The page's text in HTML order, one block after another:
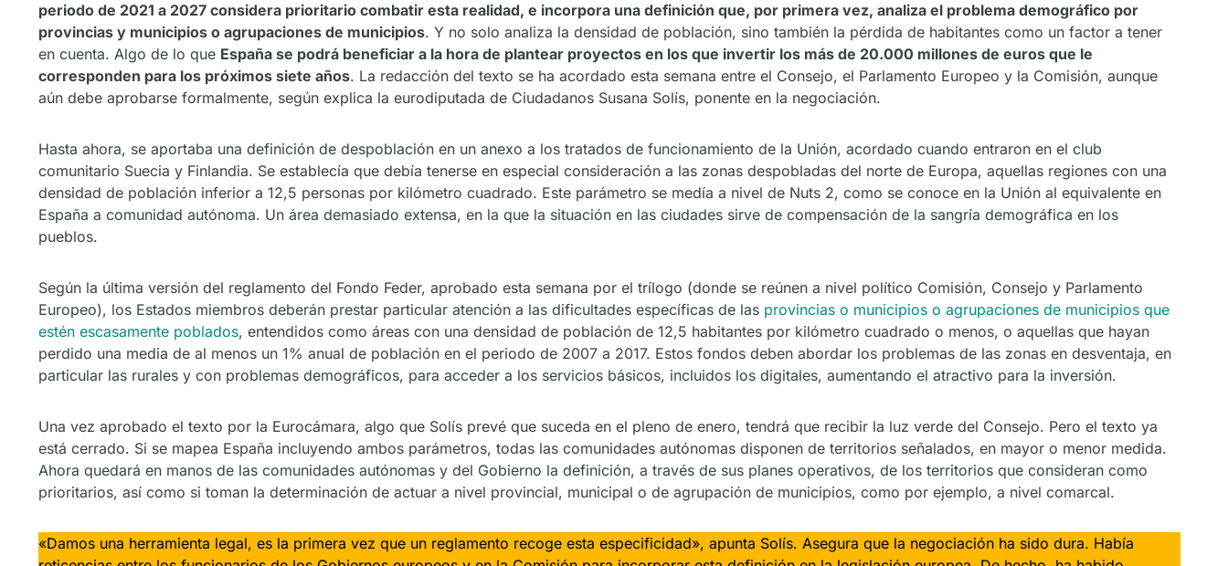
periodo de 2021 a 2027 considera prioritario combatir esta realidad, e incorpora una definición que, por primera vez, analiza el problema demográfico por
provincias y municipios o agrupaciones de municipios. Y no solo analiza la densidad de población, sino también la pérdida de habitantes como un factor a tener
en cuenta. Algo de lo que España se podrá beneficiar a la hora de plantear proyectos en los que invertir los más de 20.000 millones de euros que le
corresponden para los próximos siete años. La redacción del texto se ha acordado esta semana entre el Consejo, el Parlamento Europeo y la Comisión, aunque
aún debe aprobarse formalmente, según explica la eurodiputada de Ciudadanos Susana Solís, ponente en la negociación.
Hasta ahora, se aportaba una definición de despoblación en un anexo a los tratados de funcionamiento de la Unión, acordado cuando entraron en el club
comunitario Suecia y Finlandia. Se establecía que debía tenerse en especial consideración a las zonas despobladas del norte de Europa, aquellas regiones con una
densidad de población inferior a 12,5 personas por kilómetro cuadrado. Este parámetro se medía a nivel de Nuts 2, como se conoce en la Unión al equivalente en
España a comunidad autónoma. Un área demasiado extensa, en la que la situación en las ciudades sirve de compensación de la sangría demográfica en los
pueblos.
Según la última versión del reglamento del Fondo Feder, aprobado esta semana por el trílogo (donde se reúnen a nivel político Comisión, Consejo y Parlamento
Europeo), los Estados miembros deberán prestar particular atención a las dificultades específicas de las provincias o municipios o agrupaciones de municipios que
estén escasamente poblados, entendidos como áreas con una densidad de población de 12,5 habitantes por kilómetro cuadrado o menos, o aquellas que hayan
perdido una media de al menos un 1% anual de población en el periodo de 2007 a 2017. Estos fondos deben abordar los problemas de las zonas en desventaja, en
particular las rurales y con problemas demográficos, para acceder a los servicios básicos, incluidos los digitales, aumentando el atractivo para la inversión.
Una vez aprobado el texto por la Eurocámara, algo que Solís prevé que suceda en el pleno de enero, tendrá que recibir la luz verde del Consejo. Pero el texto ya
está cerrado. Si se mapea España incluyendo ambos parámetros, todas las comunidades autónomas disponen de territorios señalados, en mayor o menor medida.
Ahora quedará en manos de las comunidades autónomas y del Gobierno la definición, a través de sus planes operativos, de los territorios que consideran como
prioritarios, así como si toman la determinación de actuar a nivel provincial, municipal o de agrupación de municipios, como por ejemplo, a nivel comarcal.
«Damos una herramienta legal, es la primera vez que un reglamento recoge esta especificidad», apunta Solís. Asegura que la negociación ha sido dura. Había